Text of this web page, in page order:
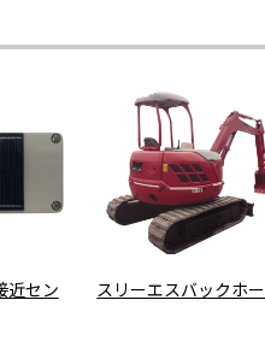
近セン
スリーエスバックホー